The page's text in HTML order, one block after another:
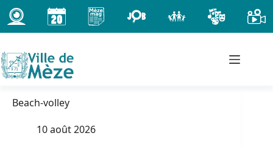
Passer
au
contenu
Beach-volley
10 août 2026